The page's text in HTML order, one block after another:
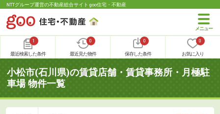
NTTグループ運営の不動産総合サイト goo住宅・不動産
1
最近検索した条件
0
最近見た物件
0
保存した条件
0
お気に入り
小松市(石川県)の賃貸店舗・賃貸事務所・月極駐
車場 物件一覧